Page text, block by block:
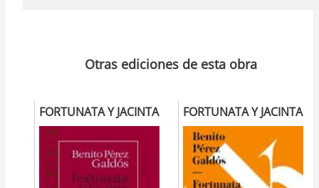
Otras ediciones de esta obra
FORTUNATA Y JACINTA FORTUNATA Y JACINTA